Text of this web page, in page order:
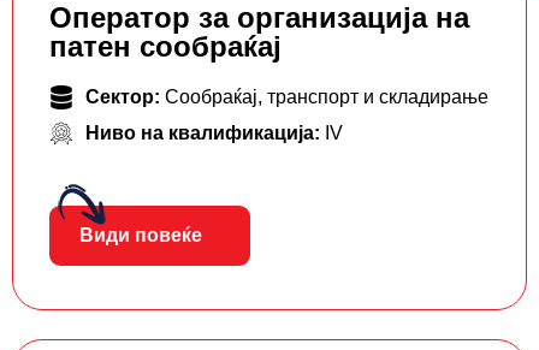
Оператор за организација на
патен сообраќај
Сектор: Сообраќај, транспорт и складирање
Ниво на квалификација: IV
Види повеќе